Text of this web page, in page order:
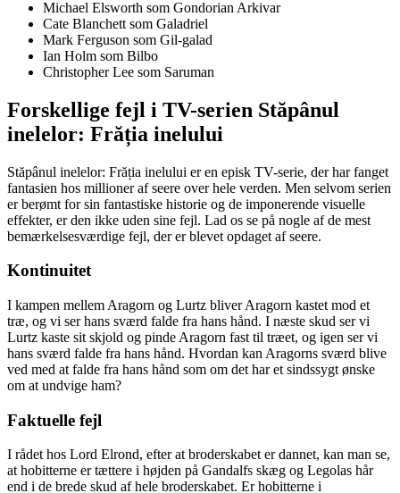
Michael Elsworth som Gondorian Arkivar
Cate Blanchett som Galadriel
Mark Ferguson som Gil-galad
Ian Holm som Bilbo
Christopher Lee som Saruman
Forskellige fejl i TV-serien Stăpânul
inelelor: Frăția inelului
Stăpânul inelelor: Frăția inelului er en episk TV-serie, der har fanget
fantasien hos millioner af seere over hele verden. Men selvom serien
er berømt for sin fantastiske historie og de imponerende visuelle
effekter, er den ikke uden sine fejl. Lad os se på nogle af de mest
bemærkelsesværdige fejl, der er blevet opdaget af seere.
Kontinuitet
I kampen mellem Aragorn og Lurtz bliver Aragorn kastet mod et
træ, og vi ser hans sværd falde fra hans hånd. I næste skud ser vi
Lurtz kaste sit skjold og pinde Aragorn fast til træet, og igen ser vi
hans sværd falde fra hans hånd. Hvordan kan Aragorns sværd blive
ved med at falde fra hans hånd som om det har et sindssygt ønske
om at undvige ham?
Faktuelle fejl
I rådet hos Lord Elrond, efter at broderskabet er dannet, kan man se,
at hobitterne er tættere i højden på Gandalfs skæg og Legolas hår
end i de brede skud af hele broderskabet. Er hobitterne i